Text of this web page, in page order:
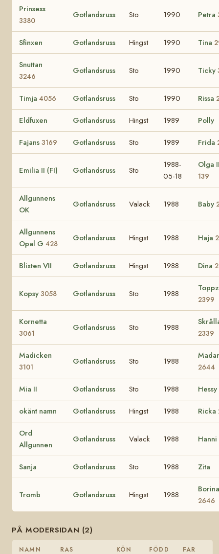
Prinsess
3380
Gotlandsruss Sto 1990 Petra
Sfinxen Gotlandsruss Hingst 1990 Tina
Snuttan
3246
Gotlandsruss Sto 1990 Ticky
Timja 4056 Gotlandsruss Sto 1990 Rissa
Eldfuxen Gotlandsruss Hingst 1989 Polly
Fajans 3169 Gotlandsruss Sto 1989 Frida
Emilia II (FI) Gotlandsruss Sto
1988-
05-18
Olga
139
Allgunnens
OK
Gotlandsruss Valack 1988 Baby
Allgunnens
Opal G 428
Gotlandsruss Hingst 1988 Haja
Blixten VII Gotlandsruss Hingst 1988 Dina
Kopsy 3058 Gotlandsruss Sto 1988
2399
Kornetta
3061
Gotlandsruss Sto 1988
2339
Madicken
3101
Gotlandsruss Sto 1988
2644
Mia II Gotlandsruss Sto 1988 Hessy
okänt namn Gotlandsruss Hingst 1988 Ricka
Ord
Allgunnen
Gotlandsruss Valack 1988 Hanni
Sanja Gotlandsruss Sto 1988 Zita
Tromb Gotlandsruss Hingst 1988
Borina
2646
PÅ MODERSIDAN (2)
NAMN RAS KÖN FÖDD FAR